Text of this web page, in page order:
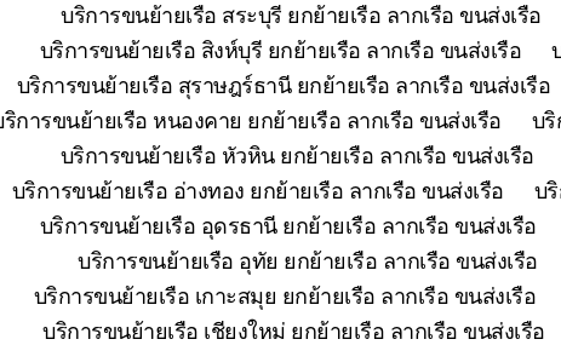
บริการขนย้ายเรือ สระบุรี ยกย้ายเรือ ลากเรือ ขนส่งเรือ
บริการขนย้ายเรือ สิงห์บุรี ยกย้ายเรือ ลากเรือ ขนส่งเรือ
บริการขนย้ายเรือ สุราษฎร์ธานี ยกย้ายเรือ ลากเรือ ขนส่งเรือ
การขนย้ายเรือ หนองคาย ยกย้ายเรือ ลากเรือ ขนส่งเรือ
บริ
บริการขนย้ายเรือ หัวหิน ยกย้ายเรือ ลากเรือ ขนส่งเรือ
บริการขนย้ายเรือ อ่างทอง ยกย้ายเรือ ลากเรือ ขนส่งเรือ
บ
บริการขนย้ายเรือ อุดรธานี ยกย้ายเรือ ลากเรือ ขนส่งเรือ
บริการขนย้ายเรือ อุทัย ยกย้ายเรือ ลากเรือ ขนส่งเรือ
บริการขนย้ายเรือ เกาะสมุย ยกย้ายเรือ ลากเรือ ขนส่งเรือ
บริการขนย้ายเรือ เชียงใหม่ ยกย้ายเรือ ลากเรือ ขนส่งเรือ